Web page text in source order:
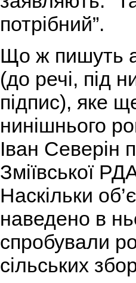
потрібний”.
Що ж пишуть
(до речі, під
підпис), яке
нинішнього
Іван Северін
Зміївської
Наскільки
наведено в
спробували
сільських